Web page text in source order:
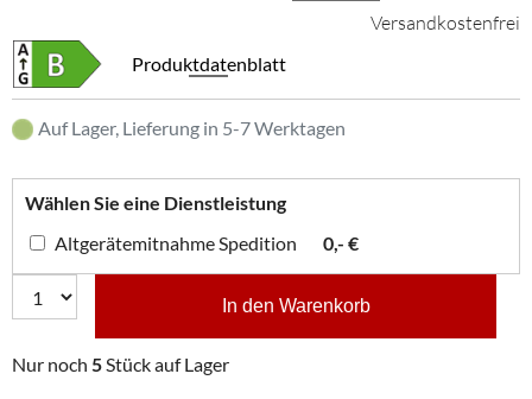
Versandkostenfrei
Produktdatenblatt
Auf Lager, Lieferung in 5-7 Werktagen
Wählen Sie eine Dienstleistung
Altgerätemitnahme Spedition
0,- €
In den Warenkorb
Nur noch 5Stück auf Lager